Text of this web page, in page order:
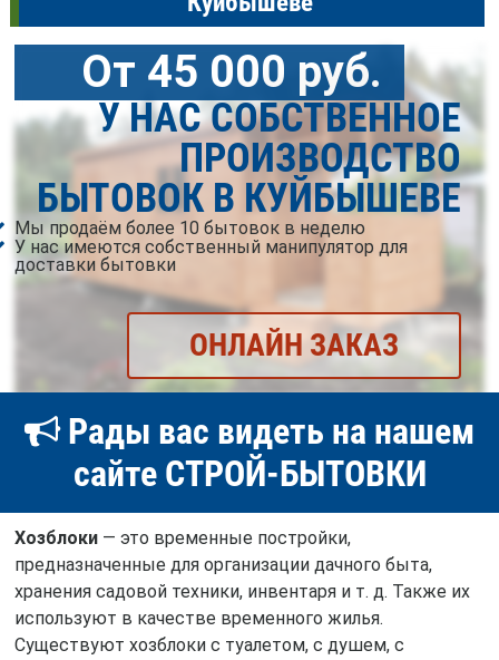
От 45 000 руб.
У НАС СОБСТВЕННОЕ
ПРОИЗВОДСТВО
БЫТОВОК В КУЙБЫШЕВЕ
Мы продаём более 10 бытовок в неделю
У нас имеются собственный манипулятор для
доставки бытовки
ОНЛАЙН ЗАКАЗ
Рады вас видеть на нашем
сайте СТРОЙ-БЫТОВКИ
Хозблоки— это временные постройки,
предназначенные для организации дачного быта,
хранения садовой техники, инвентаря и т. д. Также их
используют в качестве временного жилья.
Существуют хозблоки с туалетом, с душем, с